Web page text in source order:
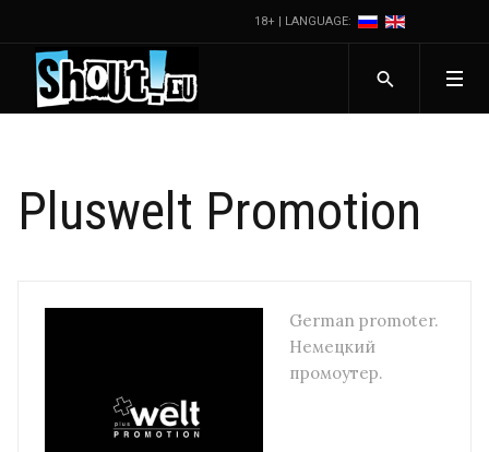
18+ | LANGUAGE:
Pluswelt Promotion
German promoter.
Немецкий
промоутер.